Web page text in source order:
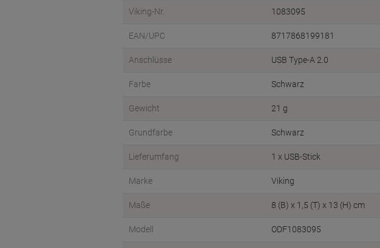
Viking-Nr. 1083095
EAN/UPC 8717868199181
Anschlüsse USB Type-A 2.0
Farbe Schwarz
Gewicht 21 g
Grundfarbe Schwarz
Lieferumfang 1 x USB-Stick
Marke Viking
Maße 8 (B) x 1,5 (T) x 13 (H) cm
Modell ODF1083095